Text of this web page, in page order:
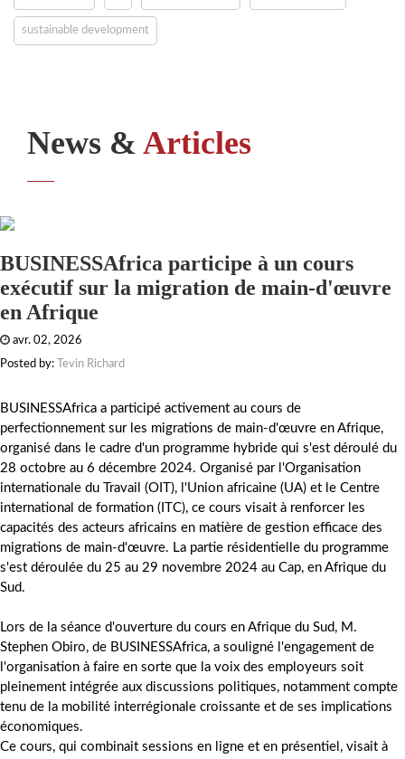
sustainable development
News & Articles
BUSINESSAfrica participe à un cours
exécutif sur la migration de main-d'œuvre
en Afrique
avr. 02, 2026
Posted by:
Tevin Richard
BUSINESSAfrica a participé activement au cours de
perfectionnement sur les migrations de main-d'œuvre en Afrique,
organisé dans le cadre d'un programme hybride qui s'est déroulé du
28 octobre au 6 décembre 2024. Organisé par l'Organisation
internationale du Travail (OIT), l'Union africaine (UA) et le Centre
international de formation (ITC), ce cours visait à renforcer les
capacités des acteurs africains en matière de gestion efficace des
migrations de main-d'œuvre. La partie résidentielle du programme
s'est déroulée du 25 au 29 novembre 2024 au Cap, en Afrique du
Sud.
Lors de la séance d'ouverture du cours en Afrique du Sud, M.
Stephen Obiro, de BUSINESSAfrica, a souligné l'engagement de
l'organisation à faire en sorte que la voix des employeurs soit
pleinement intégrée aux discussions politiques, notamment compte
tenu de la mobilité interrégionale croissante et de ses implications
économiques.
Ce cours, qui combinait sessions en ligne et en présentiel, visait à